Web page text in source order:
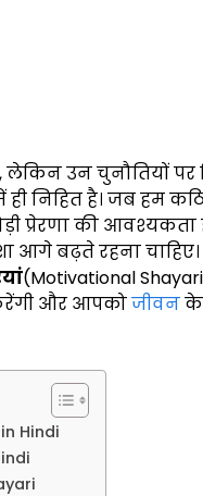
उन चुनौतियों
ही निहित है। जब हम
की आवश्यकता
आगे बढ़ते रहना
(Motivational
और आपकोजीवनके
Hindi